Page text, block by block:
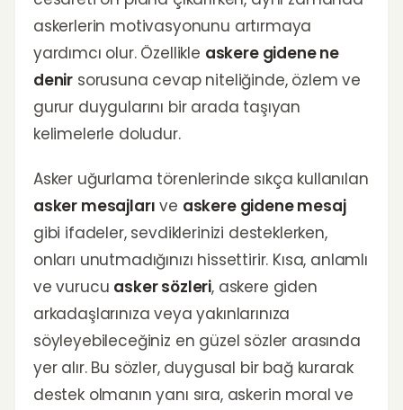
askerlerin motivasyonunu artırmaya
yardımcı olur. Özellikle askere gidene ne
denir sorusuna cevap niteliğinde, özlem ve
gurur duygularını bir arada taşıyan
kelimelerle doludur.
Asker uğurlama törenlerinde sıkça kullanılan
asker mesajları ve askere gidene mesaj
gibi ifadeler, sevdiklerinizi desteklerken,
onları unutmadığınızı hissettirir. Kısa, anlamlı
ve vurucu asker sözleri, askere giden
arkadaşlarınıza veya yakınlarınıza
söyleyebileceğiniz en güzel sözler arasında
yer alır. Bu sözler, duygusal bir bağ kurarak
destek olmanın yanı sıra, askerin moral ve